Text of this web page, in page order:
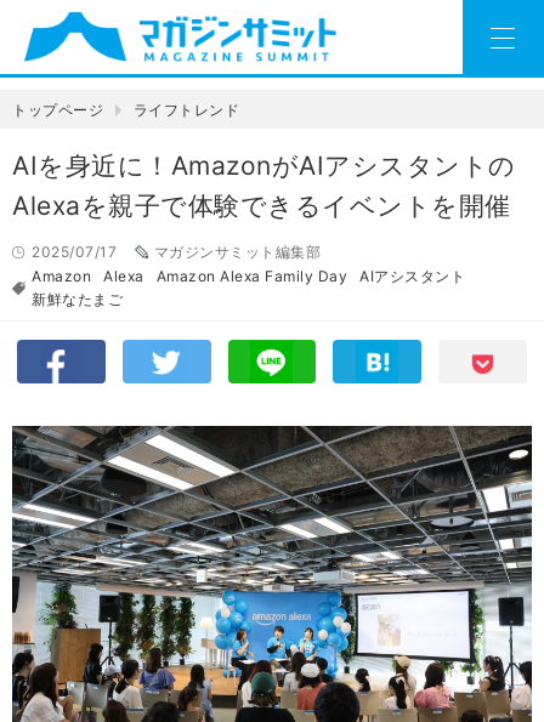
トップページ ライフトレンド
AIを身近に！AmazonがAIアシスタントの
Alexaを親子で体験できるイベントを開催
2025/07/17
マガジンサミット編集部
Amazon
Alexa Amazon Alexa Family Day
AIアシスタント
新鮮なたまご